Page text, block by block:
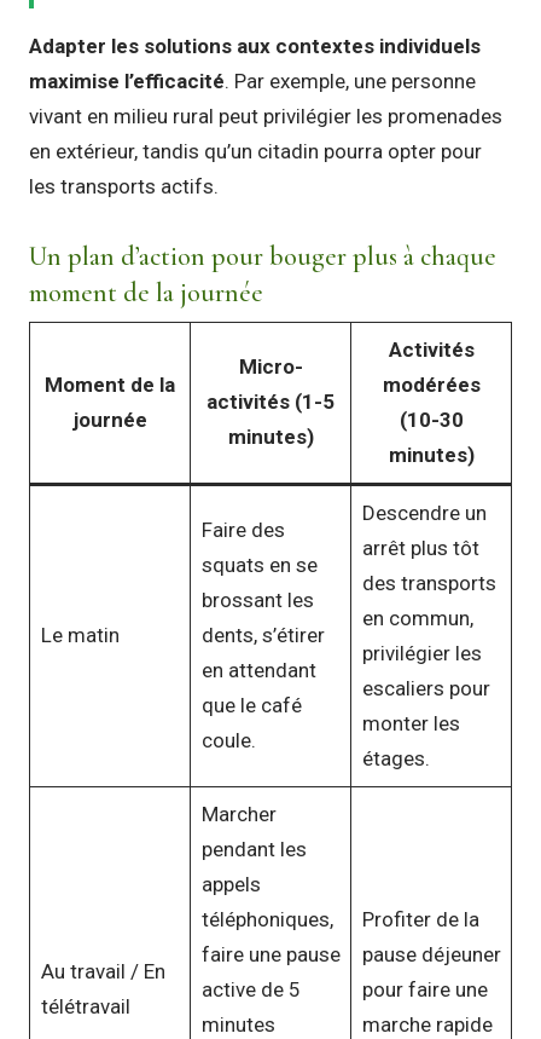
Adapter les solutions aux contextes individuels
maximise l’efficacité. Par exemple, une personne
vivant en milieu rural peut privilégier les promenades
en extérieur, tandis qu’un citadin pourra opter pour
les transports actifs.
Un plan d’action pour bouger plus à chaque
moment de la journée
Moment de la
journée
Micro-
activités (1-5
minutes)
Activités
modérées
(10-30
minutes)
Le matin
Faire des
squats en se
brossant les
dents, s’étirer
en attendant
que le café
coule.
Descendre un
arrêt plus tôt
des transports
en commun,
privilégier les
escaliers pour
monter les
étages.
Au travail / En
télétravail
Marcher
pendant les
appels
téléphoniques,
faire une pause
active de 5
minutes
Profiter de la
pause déjeuner
pour faire une
marche rapide